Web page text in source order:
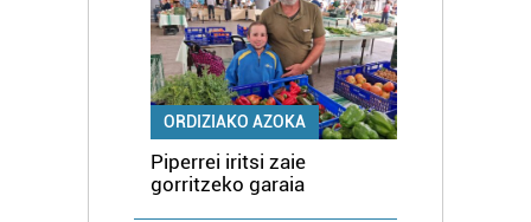
ORDIZIAKO AZOKA
Piperrei iritsi zaie
gorritzeko garaia